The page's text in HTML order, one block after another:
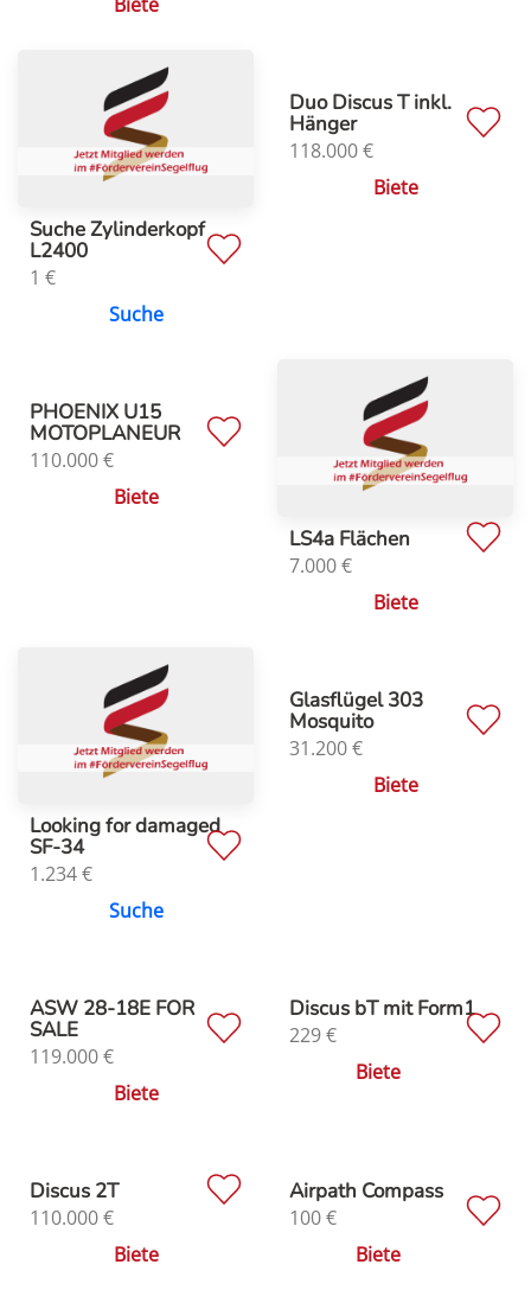
Suche Zylinderkopf
L2400
1 €
Suche
Duo Discus T inkl.
Hänger
118.000€
Biete
PHOENIX U15
MOTOPLANEUR
110.000€
Biete
LS4a Flächen
7.000€
Biete
Looking for damaged
SF-34
1.234€
Suche
Glasflügel 303
Mosquito
31.200€
Biete
ASW 28-18E FOR
SALE
119.000€
Biete
Discus bT mit Form1
229€
Biete
Discus 2T
110.000€
Biete
Airpath Compass
100€
Biete